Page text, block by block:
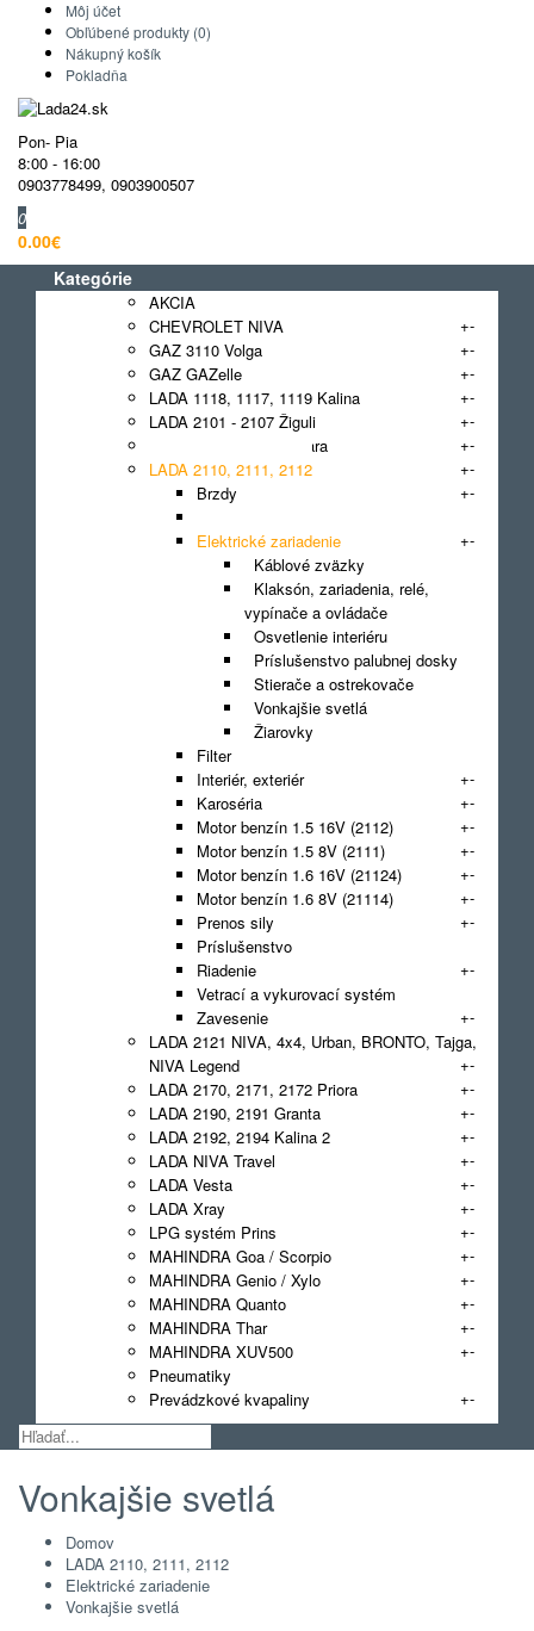
Môj účet
Obľúbené produkty (0)
Nákupný košík
Pokladňa
Pon- Pia
8:00 - 16:00
0903778499, 0903900507
0
0.00€
Kategórie
AKCIA
CHEVROLET NIVA
+-
GAZ 3110 Volga
+-
GAZ GAZelle
+-
LADA 1118, 1117, 1119 Kalina
+-
LADA 2101 - 2107 Žiguli
+-
LADA 2108, 2109 Samara
+-
LADA 2110, 2111, 2112
+-
Brzdy
+-
Elektrické zariadenie
+-
Káblové zväzky
Klaksón, zariadenia, relé,
vypínače a ovládače
Osvetlenie interiéru
Príslušenstvo palubnej dosky
Stierače a ostrekovače
Vonkajšie svetlá
Žiarovky
Filter
Interiér, exteriér
+-
Karoséria
+-
Motor benzín 1.5 16V (2112)
+-
Motor benzín 1.5 8V (2111)
+-
Motor benzín 1.6 16V (21124)
+-
Motor benzín 1.6 8V (21114)
+-
Prenos sily
+-
Príslušenstvo
Riadenie
+-
Vetrací a vykurovací systém
Zavesenie
+-
LADA 2121 NIVA, 4x4, Urban, BRONTO, Tajga,
NIVA Legend
+-
LADA 2170, 2171, 2172 Priora
+-
LADA 2190, 2191 Granta
+-
LADA 2192, 2194 Kalina 2
+-
LADA NIVA Travel
+-
LADA Vesta
+-
LADA Xray
+-
LPG systém Prins
+-
MAHINDRA Goa / Scorpio
+-
MAHINDRA Genio / Xylo
+-
MAHINDRA Quanto
+-
MAHINDRA Thar
+-
MAHINDRA XUV500
+-
Pneumatiky
Prevádzkové kvapaliny
+-
Vonkajšie svetlá
Domov
LADA 2110, 2111, 2112
Elektrické zariadenie
Vonkajšie svetlá